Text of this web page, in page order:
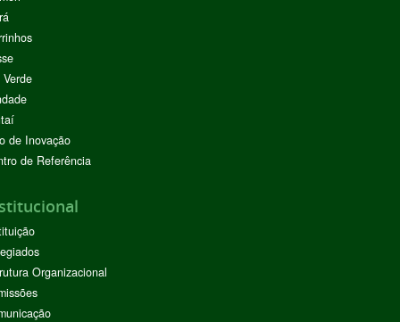
de Inovação
de Referência
Organizacional